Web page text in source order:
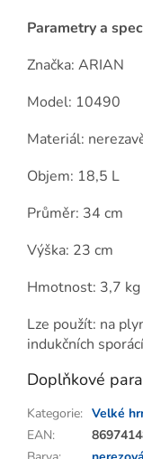
Parametry a
Značka: ARIAN
Model: 10490
Materiál:
Objem: 18,5 L
Průměr: 34 cm
Výška: 23 cm
Hmotnost: 3,7 kg
Lze použít: na
indukčních
Doplňkové
Kategorie: Velké
EAN: